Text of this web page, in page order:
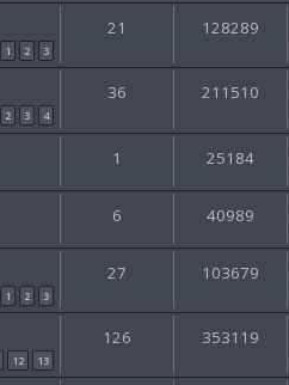
1 2 3
21 128289
2 3 4
36 211510
1 25184
6 40989
1 2 3
27 103679
12 13
126 353119